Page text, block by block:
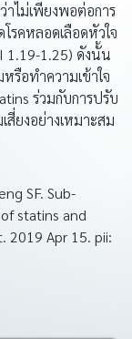
าไม่เพียงพอต่อการ
รคหลอดเลือดหัวใจ
1.19-1.25) ดังนั้น
รือทำความเข้าใจ
ร่วมกับการปรับ
สี่ยงอย่างเหมาะสม
SF. Sub-
statins and
2019 Apr 15. pii: